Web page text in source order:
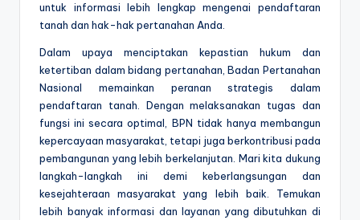
untuk informasi lebih lengkap mengenai pendaftaran
tanah dan hak-hak pertanahan Anda.
Dalam upaya menciptakan kepastian hukum dan
ketertiban dalam bidang pertanahan, Badan Pertanahan
Nasional memainkan peranan strategis dalam
pendaftaran tanah. Dengan melaksanakan tugas dan
fungsi ini secara optimal, BPN tidak hanya membangun
kepercayaan masyarakat, tetapi juga berkontribusi pada
pembangunan yang lebih berkelanjutan. Mari kita dukung
langkah-langkah ini demi keberlangsungan dan
kesejahteraan masyarakat yang lebih baik. Temukan
lebih banyak informasi dan layanan yang dibutuhkan di